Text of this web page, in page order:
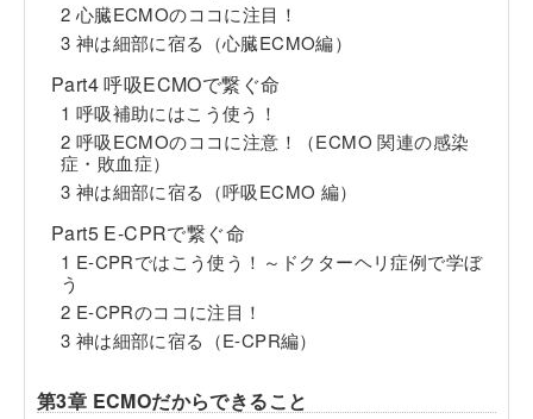
2 心臓ECMOのココに注目！
3 神は細部に宿る（心臓ECMO編）
Part4 呼吸ECMOで繋ぐ命
1 呼吸補助にはこう使う！
2 呼吸ECMOのココに注意！（ECMO 関連の感染
症・敗血症）
3 神は細部に宿る（呼吸ECMO 編）
Part5 E-CPRで繋ぐ命
1 E-CPRではこう使う！～ドクターヘリ症例で学ぼ
う
2 E-CPRのココに注目！
3 神は細部に宿る（E-CPR編）
第3章 ECMOだからできること